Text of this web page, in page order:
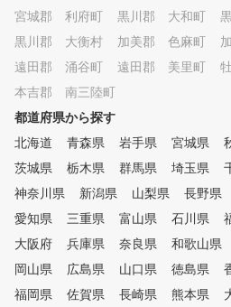
宮城郡 利府町
黒川郡 大和町
黒川郡 大衡村
加美郡 色麻町
遠田郡 涌谷町
遠田郡 美里町
本吉郡 南三陸町
都道府県から探す
北海道
青森県 岩手県 宮城県
茨城県
栃木県 群馬県 埼玉県
神奈川県
新潟県 山梨県 長野県
愛知県
三重県 富山県 石川県
大阪府
兵庫県 奈良県 和歌山県
岡山県
広島県 山口県 徳島県
福岡県
佐賀県 長崎県 熊本県